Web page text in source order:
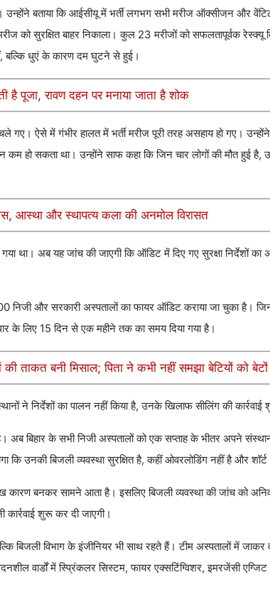
बताया कि आईसीयू में भर्ती लगभग सभी मरीज ऑक्सीजन और
को सुरक्षित बाहर निकाला। कुल 23 मरीजों को सफलतापूर्वक रेस्क्यू
बल्कि धुएं के कारण दम घुटने से हुई।
है पूजा, रावण दहन पर मनाया जाता है शोक
गए। ऐसे में गंभीर हालत में भर्ती मरीज पूरी तरह असहाय हो गए।
कम हो सकता था। उन्होंने साफ कहा कि जिन चार लोगों की मौत हुई
आस्था और स्थापत्य कला की अनमोल विरासत
था। अब यह जांच की जाएगी कि ऑडिट में दिए गए सुरक्षा निर्देशों का
निजी और सरकारी अस्पतालों का फायर ऑडिट कराया जा चुका है।
के लिए 15 दिन से एक महीने तक का समय दिया गया है।
ताकत बनी मिसाल; पिता ने कभी नहीं समझा बेटियों को
ने निर्देशों का पालन नहीं किया है, उनके खिलाफ सीलिंग की कार्रवाई
बिहार के सभी निजी अस्पतालों को एक सप्ताह के भीतर अपने
कि उनकी बिजली व्यवस्था सुरक्षित है, कहीं ओवरलोडिंग नहीं है और
बनकर सामने आता है। इसलिए बिजली व्यवस्था की जांच को
शुरू कर दी जाएगी।
बिजली विभाग के इंजीनियर भी साथ रहते हैं। टीम अस्पतालों में
वार्डों में स्प्रिंकलर सिस्टम, फायर एक्सटिंग्विशर, इमरजेंसी